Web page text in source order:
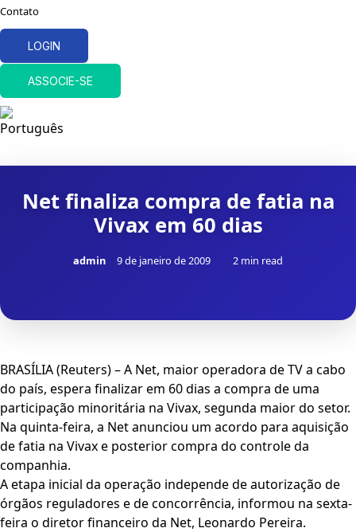
Contato
LOGIN
ASSOCIE-SE
Net finaliza compra de fatia na
Vivax em 60 dias
admin 9 de janeiro de 2009 2 min read
BRASÍLIA (Reuters) – A Net, maior operadora de TV a cabo
do país, espera finalizar em 60 dias a compra de uma
participação minoritária na Vivax, segunda maior do setor.
Na quinta-feira, a Net anunciou um acordo para aquisição
de fatia na Vivax e posterior compra do controle da
companhia.
A etapa inicial da operação independe de autorização de
órgãos reguladores e de concorrência, informou na sexta-
feira o diretor financeiro da Net, Leonardo Pereira.